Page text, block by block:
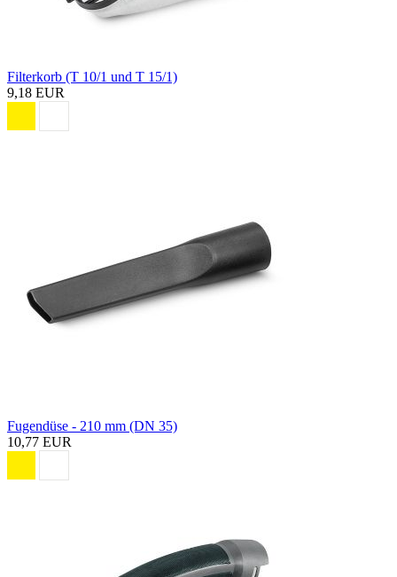
Filterkorb (T 10/1 und T 15/1)
9,18 EUR
Fugendüse - 210 mm (DN 35)
10,77 EUR